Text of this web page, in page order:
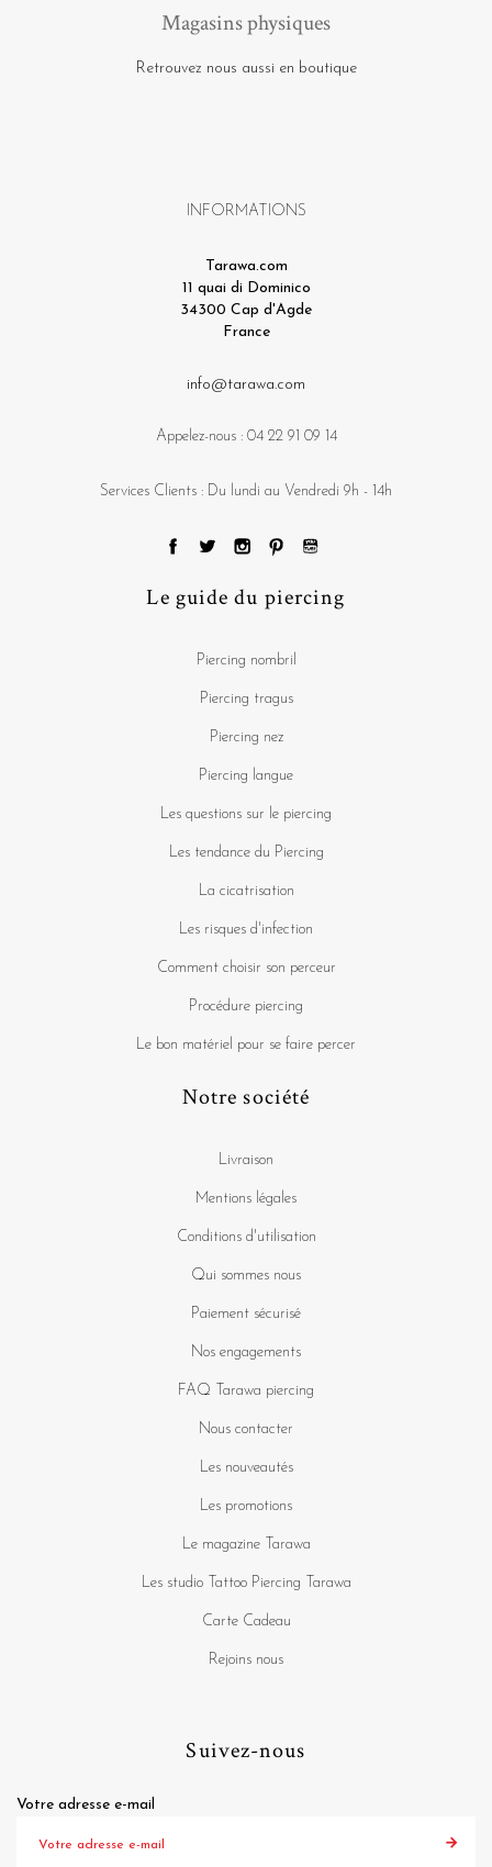
Magasins physiques
Retrouvez nous aussi en boutique
INFORMATIONS
Tarawa.com
11 quai di Dominico
34300 Cap d'Agde
France
info@tarawa.com
Appelez-nous : 04 22 91 09 14
Services Clients : Du lundi au Vendredi 9h - 14h
Le guide du piercing
Piercing nombril
Piercing tragus
Piercing nez
Piercing langue
Les questions sur le piercing
Les tendance du Piercing
La cicatrisation
Les risques d'infection
Comment choisir son perceur
Procédure piercing
Le bon matériel pour se faire percer
Notre société
Livraison
Mentions légales
Conditions d'utilisation
Qui sommes nous
Paiement sécurisé
Nos engagements
FAQ Tarawa piercing
Nous contacter
Les nouveautés
Les promotions
Le magazine Tarawa
Les studio Tattoo Piercing Tarawa
Carte Cadeau
Rejoins nous
Suivez-nous
Votre adresse e-mail